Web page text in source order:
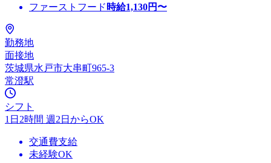
ファーストフード 時給1,130円〜
勤務地
面接地
茨城県水戸市大串町965-3
常澄駅
シフト
1日2時間 週2日からOK
交通費支給
未経験OK